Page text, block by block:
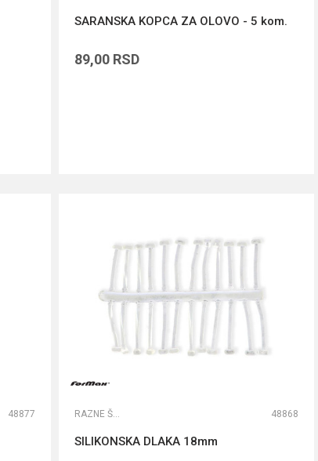
SARANSKA KOPCA ZA OLOVO - 5 kom.
89,00 RSD
48877 RAZNE ŠARANSKE SITNICE 48868
SILIKONSKA DLAKA 18mm